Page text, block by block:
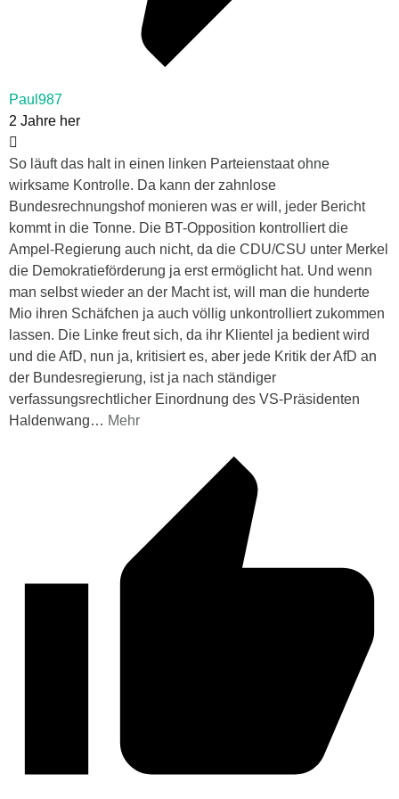
Paul987
2 Jahre her
So läuft das halt in einen linken Parteienstaat ohne
wirksame Kontrolle. Da kann der zahnlose
Bundesrechnungshof monieren was er will, jeder Bericht
kommt in die Tonne. Die BT-Opposition kontrolliert die
Ampel-Regierung auch nicht, da die CDU/CSU unter Merkel
die Demokratieförderung ja erst ermöglicht hat. Und wenn
man selbst wieder an der Macht ist, will man die hunderte
Mio ihren Schäfchen ja auch völlig unkontrolliert zukommen
lassen. Die Linke freut sich, da ihr Klientel ja bedient wird
und die AfD, nun ja, kritisiert es, aber jede Kritik der AfD an
der Bundesregierung, ist ja nach ständiger
verfassungsrechtlicher Einordnung des VS-Präsidenten
Haldenwang… Mehr